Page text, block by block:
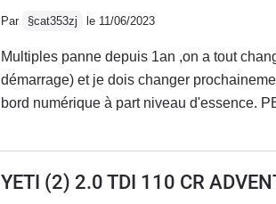
Par §cat353zj le 11/06/2023
Multiples panne depuis 1an ,on a tout
démarrage) et je dois changer
bord numérique à part niveau d'essence.
pannes , en fait ne savent pas, c grave de
réparer une voiture aujourd'hui ! Surtout
m'en séparer
YETI (2) 2.0 TDI 110 CR